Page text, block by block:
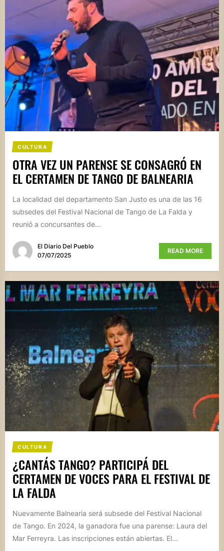
CULTURA
OTRA VEZ UN PARENSE SE CONSAGRÓ EN
EL CERTAMEN DE TANGO DE BALNEARIA
La localidad del departamento San Justo es una de las 16
subsedes del Festival Nacional de Tango de La Falda y
reunió a concursantes de...
El Diario Del Pueblo
07/07/2025
READ MORE
CULTURA
¿CANTÁS TANGO? PARTICIPÁ DEL
CERTAMEN DE VOCES PARA EL FESTIVAL DE
LA FALDA
Nuevamente Balnearia será subsede del Festival Nacional
de Tango. En 2024, la ganadora fue una parense: Laura del
Mar Ferreyra. Las inscripciones están abiertas. El...